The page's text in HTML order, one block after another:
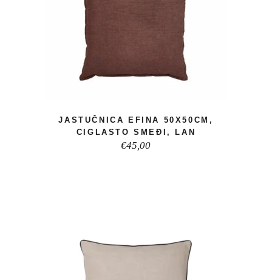
JASTUČNICA EFINA 50X50CM,
CIGLASTO SMEĐI, LAN
€45,00